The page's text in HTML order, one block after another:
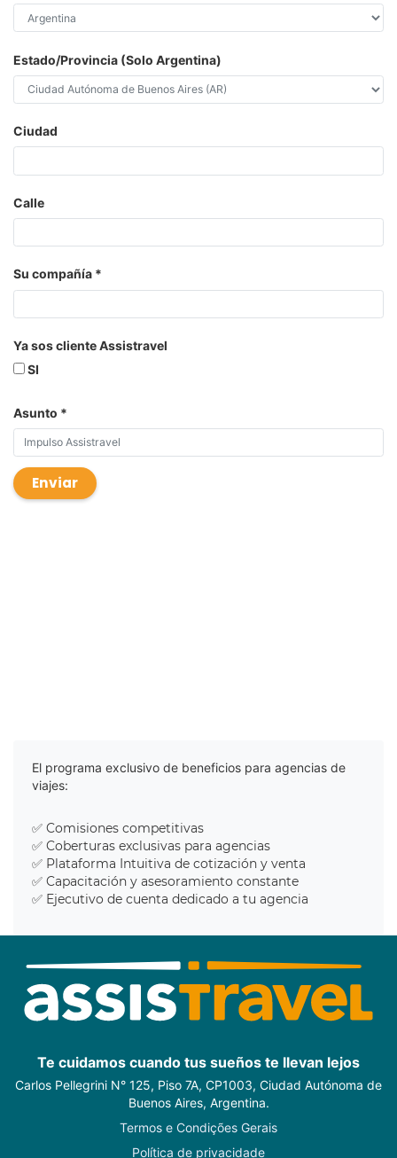
Estado/Provincia (Solo Argentina)
Ciudad
Calle
Su compañía
Ya sos cliente Assistravel
SI
Asunto
Enviar
El programa exclusivo de beneficios para agencias de
viajes:
✅ Comisiones competitivas
✅ Coberturas exclusivas para agencias
✅ Plataforma Intuitiva de cotización y venta
✅ Capacitación y asesoramiento constante
✅ Ejecutivo de cuenta dedicado a tu agencia
Te cuidamos cuando tus sueños te llevan lejos
Carlos Pellegrini N° 125, Piso 7A, CP1003, Ciudad Autónoma de
Buenos Aires, Argentina.
Termos e Condições Gerais
Política de privacidade